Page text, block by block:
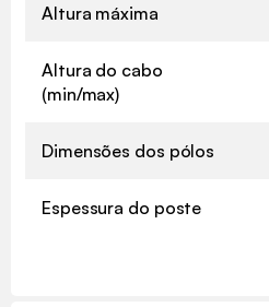
Altura máxima
Altura do cabo
(min/max)
Dimensões dos pólos
Espessura do poste